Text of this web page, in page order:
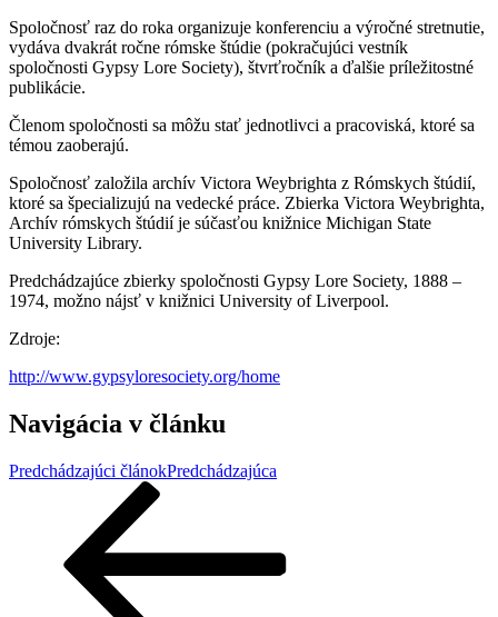
Spoločnosť raz do roka organizuje konferenciu a výročné stretnutie,
vydáva dvakrát ročne rómske štúdie (pokračujúci vestník
spoločnosti Gypsy Lore Society), štvrťročník a ďalšie príležitostné
publikácie.
Členom spoločnosti sa môžu stať jednotlivci a pracoviská, ktoré sa
témou zaoberajú.
Spoločnosť založila archív Victora Weybrighta z Rómskych štúdií,
ktoré sa špecializujú na vedecké práce. Zbierka Victora Weybrighta,
Archív rómskych štúdií je súčasťou knižnice Michigan State
University Library.
Predchádzajúce zbierky spoločnosti Gypsy Lore Society, 1888 –
1974, možno nájsť v knižnici University of Liverpool.
Zdroje:
http://www.gypsyloresociety.org/home
Navigácia v článku
Predchádzajúci článokPredchádzajúca